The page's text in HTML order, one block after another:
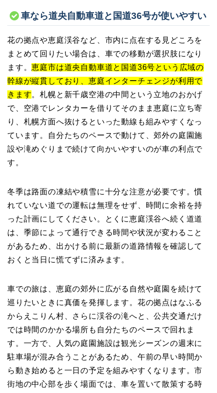
車なら道央自動車道と国道36号が使いやすい
花の拠点や恵庭渓谷など、市内に点在する見どころを
まとめて回りたい場合は、車での移動が選択肢になり
ます。恵庭市は道央自動車道と国道36号という広域の
幹線が縦貫しており、恵庭インターチェンジが利用で
きます。札幌と新千歳空港の中間という立地のおかげ
で、空港でレンタカーを借りてそのまま恵庭に立ち寄
り、札幌方面へ抜けるといった動線も組みやすくなっ
ています。自分たちのペースで動けて、郊外の庭園施
設や滝めぐりまで続けて向かいやすいのが車の利点で
す。
冬季は路面の凍結や積雪に十分な注意が必要です。慣
れていない道での運転は無理をせず、時間に余裕を持
った計画にしてください。とくに恵庭渓谷へ続く道道
は、季節によって通行できる時間や状況が変わること
があるため、出かける前に最新の道路情報を確認して
おくと当日に慌てずに済みます。
車での旅は、恵庭の郊外に広がる自然や庭園を続けて
巡りたいときに真価を発揮します。花の拠点はなふる
からえこりん村、さらに渓谷の滝へと、公共交通だけ
では時間のかかる場所も自分たちのペースで回れま
す。一方で、人気の庭園施設は観光シーズンの週末に
駐車場が混み合うことがあるため、午前の早い時間か
ら動き始めると一日の予定を組みやすくなります。市
街地の中心部を歩く場面では、車を置いて散策する時